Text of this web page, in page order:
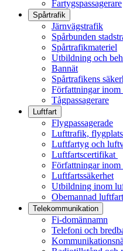
Fartygspassagerare
Spårtrafik
Järnvägstrafik
Spårbunden
Spårtrafikmateriel
Utbildning och
Bannät
Spårtrafikens
Författningar inom
Tågpassagerare
Luftfart
Flygpassagerade
Lufttrafik,
Luftfartyg och
Luftfartscertifikat
Författningar
Luftfartssäkerhet
Utbildning inom
Obemannad luftfart
Telekommunikation
Fi-domännamn
Telefoni och